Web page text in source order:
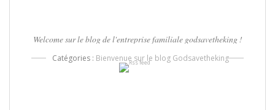
Welcome sur le blog de l'entreprise familiale godsavetheking !
Catégories : Bienvenue sur le blog Godsavetheking